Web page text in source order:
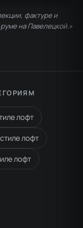
фактуре и
на Павелецкой.»
лофт
лофт
лофт